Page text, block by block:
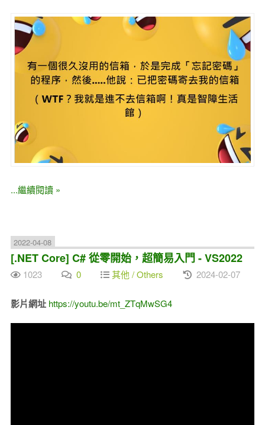
...繼續閱讀 »
2022-04-08
[.NET Core] C# 從零開始，超簡易入門 - VS2022
1023 0 其他 / Others 2024-02-07
影片網址 https://youtu.be/mt_ZTqMwSG4